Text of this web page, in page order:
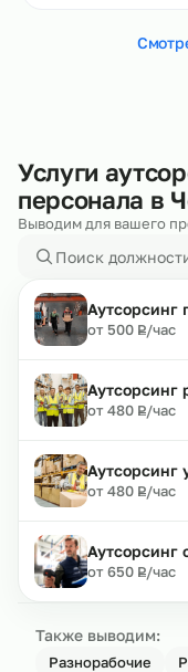
Услуги
персонала в
Выводим для вашего
Аутсорсинг
от 500 ₽
Р/час
Аутсорсинг
от 480 ₽
Р/час
Аутсорсинг
от 480 ₽
Р/час
Аутсорсинг
от 650 ₽
Р/час
Также выводим:
Разнорабочие